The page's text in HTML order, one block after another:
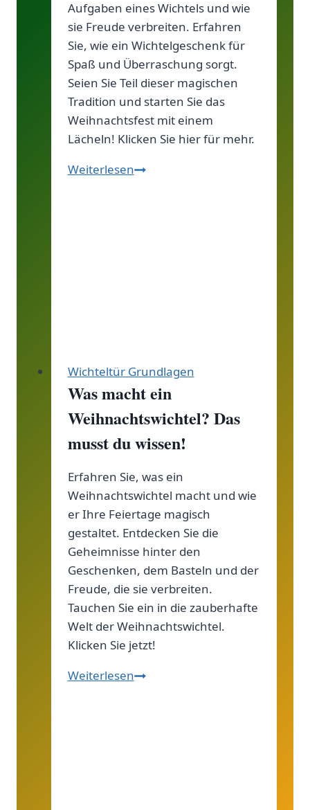
Aufgaben eines Wichtels und wie
sie Freude verbreiten. Erfahren
Sie, wie ein Wichtelgeschenk für
Spaß und Überraschung sorgt.
Seien Sie Teil dieser magischen
Tradition und starten Sie das
Weihnachtsfest mit einem
Lächeln! Klicken Sie hier für mehr.
WeiterlesenWichtel-
Wichteltür Grundlagen
Was macht ein
Weihnachtswichtel? Das
musst du wissen!
Erfahren Sie, was ein
Weihnachtswichtel macht und wie
er Ihre Feiertage magisch
gestaltet. Entdecken Sie die
Geheimnisse hinter den
Geschenken, dem Basteln und der
Freude, die sie verbreiten.
Tauchen Sie ein in die zauberhafte
Welt der Weihnachtswichtel.
Klicken Sie jetzt!
WeiterlesenWas